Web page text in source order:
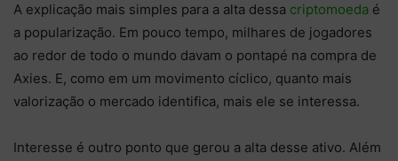
A explicação mais simples para a alta dessa criptomoeda é
a popularização. Em pouco tempo, milhares de jogadores
ao redor de todo o mundo davam o pontapé na compra de
Axies. E, como em um movimento cíclico, quanto mais
valorização o mercado identifica, mais ele se interessa.
Interesse é outro ponto que gerou a alta desse ativo. Além